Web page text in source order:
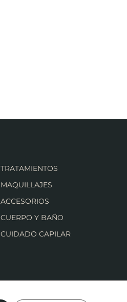
TRATAMIENTOS
MAQUILLAJES
ACCESORIOS
CUERPO Y BAÑO
CUIDADO CAPILAR